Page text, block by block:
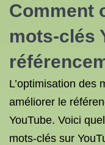
Comment
mots-clés
L’optimisation des
améliorer le
YouTube. Voici
mots-clés sur